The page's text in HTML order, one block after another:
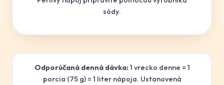
sódy.
Odporúčaná denná dávka:1 vrecko denne = 1
porcia (75 g) = 1 liter nápoja. Ustanovená